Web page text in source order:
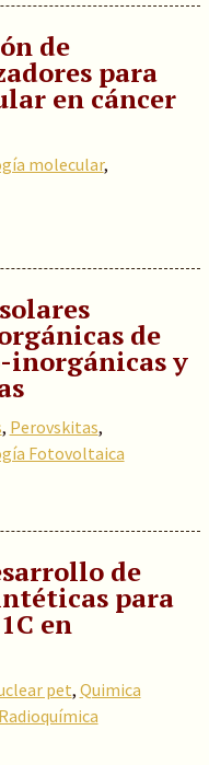
de
para
en cáncer
molecular,
de
inorgánicas y
, Perovskitas,
Fotovoltaica
de
para
en
pet, Quimica
Radioquímica